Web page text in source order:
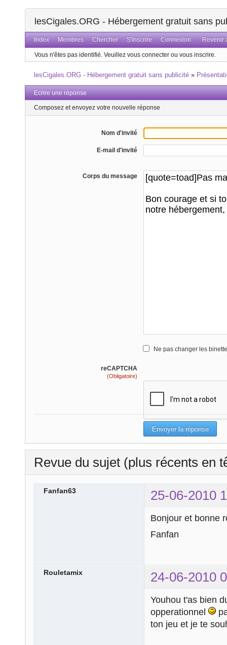
lesCigales.ORG - Hébergement gratuit sans
Index Membres Chercher S'inscrire Connexion Revenir
Vous n'êtes pas identifié. Veuillez vous connecter ou vous inscrire.
lesCigales.ORG - Hébergement gratuit sans publicité »
Ecrire une réponse
Composez et envoyez votre nouvelle réponse
Nom d'invité
E-mail d'invité
Corps du message
Ne pas changer les
reCAPTCHA
(Obligatoire)
Revue du sujet (plus récents en
Fanfan63 25-06-2010
Bonjour et bonne
Fanfan
Rouletamix 24-06-2010
Youhou t'as bien
opperationnel
ton jeu et je te